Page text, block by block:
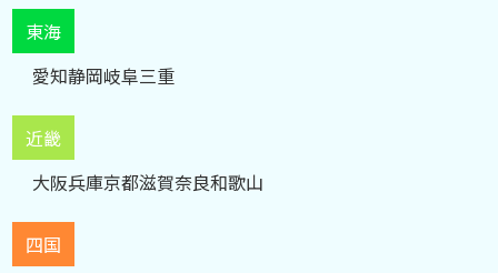
東海
愛知静岡岐阜三重
近畿
大阪兵庫京都滋賀奈良和歌山
四国